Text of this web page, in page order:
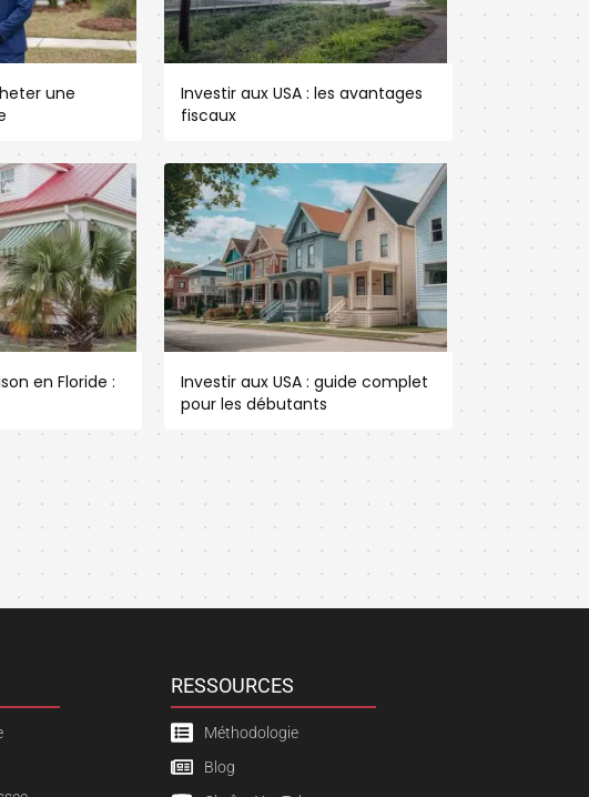
une
Investir aux USA : les avantages
fiscaux
en Floride :
Investir aux USA : guide complet
pour les débutants
RESSOURCES
Méthodologie
Blog